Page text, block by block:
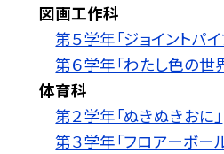
図画工作科
第５学年「ジョイントパイ
第６学年「わたし色の世
体育科
第２学年「ぬきぬきおに」
第３学年「フロアーボー